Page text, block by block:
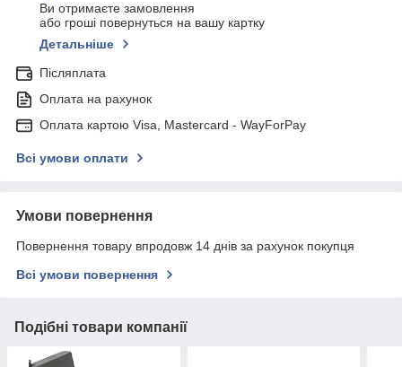
Ви отримаєте замовлення
або гроші повернуться на вашу картку
Детальніше
Післяплата
Оплата на рахунок
Оплата картою Visa, Mastercard - WayForPay
Всі умови оплати
Умови повернення
Повернення товару впродовж 14 днів за рахунок покупця
Всі умови повернення
Подібні товари компанії